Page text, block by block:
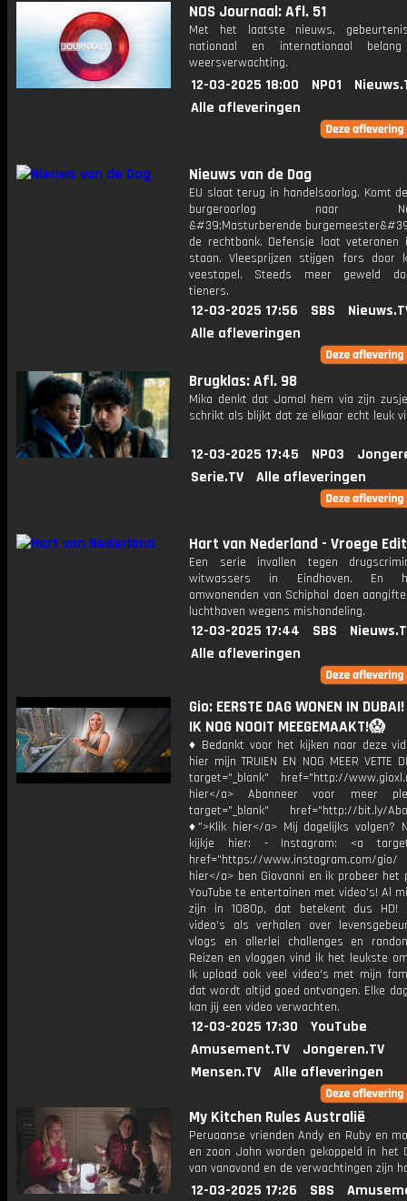
NOS Journaal: Afl. 51
Met het laatste nieuws,
nationaal en internationaal
weersverwachting.
12-03-2025 18:00 NPO1
Alle afleveringen
Nieuws van de Dag
EU slaat terug in handelsoorlog. Komt
burgeroorlog naar
&#39;Masturberende
de rechtbank. Defensie laat veteranen
staan. Vleesprijzen stijgen fors door
veestapel. Steeds meer geweld
tieners.
12-03-2025 17:56 SBS
Alle afleveringen
Brugklas: Afl. 98
Mika denkt dat Jamal hem via zijn
schrikt als blijkt dat ze elkaar echt leuk
12-03-2025 17:45 NPO3
Serie.TV
Alle afleveringen
Hart van Nederland - Vroege
Een serie invallen tegen
witwassers in Eindhoven. En
omwonenden van Schiphol doen
luchthaven wegens mishandeling.
12-03-2025 17:44 SBS
Alle afleveringen
Gio: EERSTE DAG WONEN IN
IK NOG NOOIT MEEGEMAAKT!😱
♦ Bedankt voor het kijken naar deze
hier mijn TRUIEN EN NOG MEER VETTE
target="_blank" href="http://
hier</a> Abonneer voor meer
target="_blank" href="http://bit.ly/
♦">Klik hier</a> Mij dagelijks volgen?
kijkje hier: - Instagram: <a
href="https://www.instagram.com/
hier</a> ben Giovanni en ik probeer het
YouTube te entertainen met video's! Al
zijn in 1080p, dat betekent dus HD!
video's als verhalen over
vlogs en allerlei challenges en
Reizen en vloggen vind ik het leukste
Ik upload ook veel video's met mijn
dat wordt altijd goed ontvangen. Elke
kan jij een video verwachten.
12-03-2025 17:30
YouTube
Amusement.TV
Jongeren.TV
Mensen.TV
Alle afleveringen
My Kitchen Rules Australië
Peruaanse vrienden Andy en Ruby en
en zoon John worden gekoppeld in het
van vanavond en de verwachtingen zijn
12-03-2025 17:26 SBS